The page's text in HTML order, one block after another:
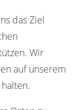
das Ziel
Wir
auf unserem